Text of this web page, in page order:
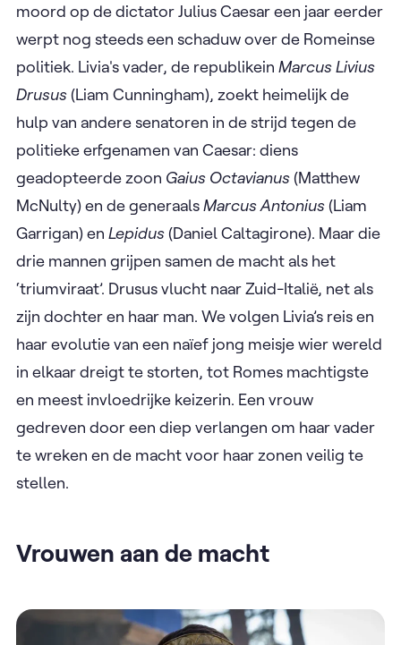
moord op de dictator Julius Caesar een jaar eerder
werpt nog steeds een schaduw over de Romeinse
politiek. Livia's vader, de republikein Marcus Livius
Drusus(Liam Cunningham), zoekt heimelijk de
hulp van andere senatoren in de strijd tegen de
politieke erfgenamen van Caesar: diens
geadopteerde zoon Gaius Octavianus(Matthew
McNulty) en de generaalsMarcus Antonius(Liam
Garrigan) en Lepidus(Daniel Caltagirone). Maar die
drie mannen grijpen samen de macht als het
‘triumviraat’. Drusus vlucht naar Zuid-Italië, net als
zijn dochter en haar man. We volgen Livia’s reis en
haar evolutie van een naïef jong meisje wier wereld
in elkaar dreigt te storten, tot Romes machtigste
en meest invloedrijke keizerin. Een vrouw
gedreven door een diep verlangen om haar vader
te wreken en de macht voor haar zonen veilig te
stellen.
Vrouwen aan de macht